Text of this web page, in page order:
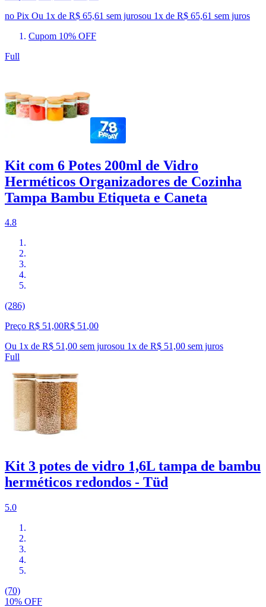
no Pix Ou 1x de R$ 65,61 sem jurosou 1x de R$ 65,61 sem juros
Cupom 10% OFF
Full
Kit com 6 Potes 200ml de Vidro
Herméticos Organizadores de Cozinha
Tampa Bambu Etiqueta e Caneta
4.8
(286)
Preço R$ 51,00R$ 51,00
Ou 1x de R$ 51,00 sem jurosou 1x de R$ 51,00 sem juros
Full
Kit 3 potes de vidro 1,6L tampa de bambu
herméticos redondos - Tüd
5.0
(70)
10% OFF